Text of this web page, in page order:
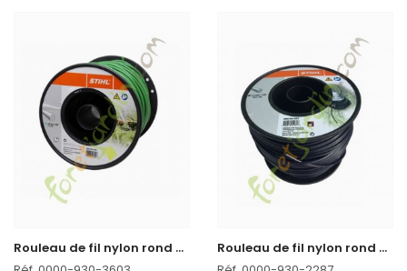
R
ouleau de fil nylon rond 90m - 4mm Stihl R
ouleau de fil nylon rond 3.3 mm x 137 m STIHL